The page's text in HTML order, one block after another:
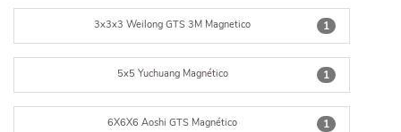
1
3x3x3 Weilong GTS 3M Magnetico
1
5x5 Yuchuang Magnético
1
6X6X6 Aoshi GTS Magnético